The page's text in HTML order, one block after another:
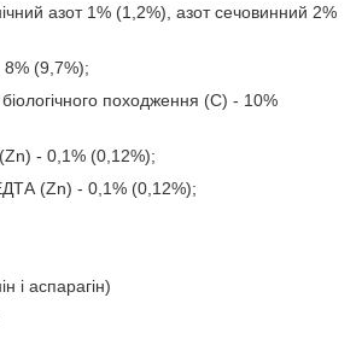
азот 1% (1,2%), азот сечовинний 2%
(9,7%);
походження (С) - 10%
- 0,1% (0,12%);
(Zn) - 0,1% (0,12%);
і аспарагін)